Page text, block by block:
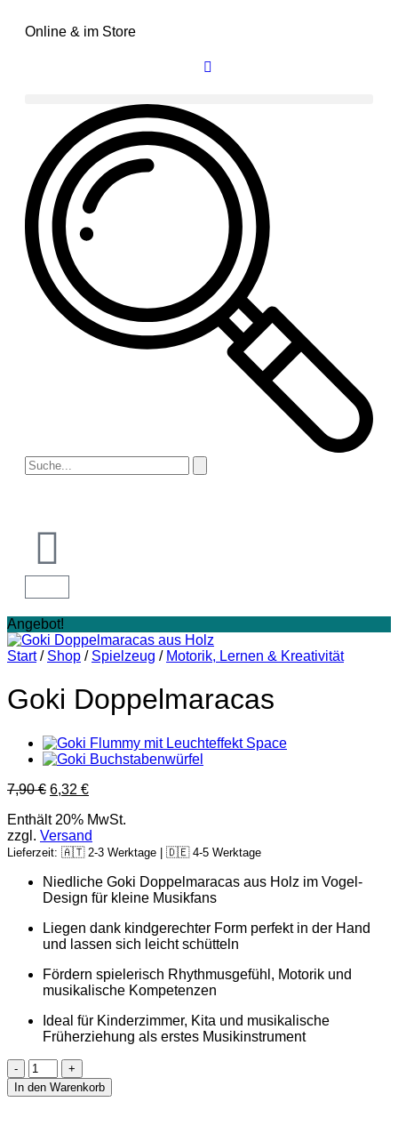
Online & im Store
Angebot!
Start / Shop / Spielzeug / Motorik, Lernen & Kreativität
Goki Doppelmaracas
7,90€ 6,32 €
Enthält 20% MwSt.
zzgl. Versand
Lieferzeit: 🇦🇹 2-3 Werktage | 🇩🇪 4-5 Werktage
Niedliche Goki Doppelmaracas aus Holz im Vogel-
Design für kleine Musikfans
Liegen dank kindgerechter Form perfekt in der Hand
und lassen sich leicht schütteln
Fördern spielerisch Rhythmusgefühl, Motorik und
musikalische Kompetenzen
Ideal für Kinderzimmer, Kita und musikalische
Früherziehung als erstes Musikinstrument
In den Warenkorb